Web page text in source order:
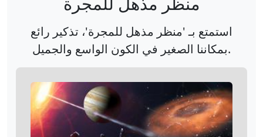
استمتع بـ 'منظر مذهل للمجرة'، تذكير رائع
بمكاننا الصغير في الكون الواسع والجميل.